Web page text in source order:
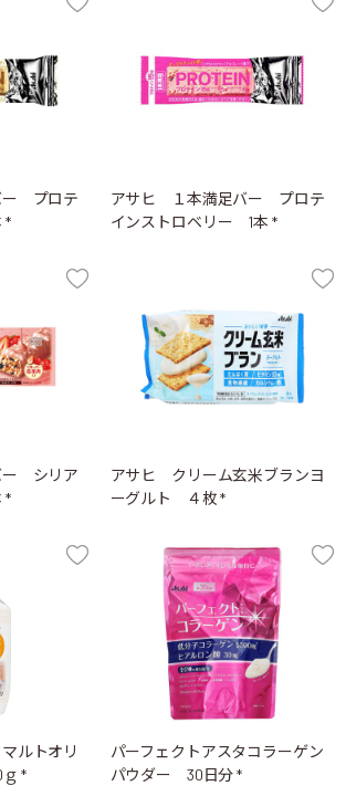
ー プロテ
*
アサヒ １本満足バー プロテ
インストロベリー 1本 *
ー シリア
*
アサヒ クリーム玄米ブランヨ
ーグルト ４枚 *
ルトオリ
*
パーフェクトアスタコラーゲン
パウダー 30日分 *